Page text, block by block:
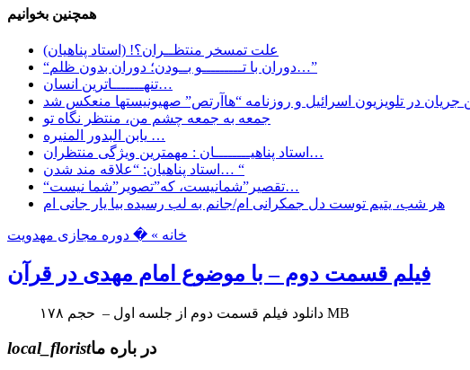
همچنین بخوانیم
علت تمسخر منتظــران؟! (استاد پناهیان)
“دوران با تـــــــــو بــودن؛ دوران بدون ظلم…”
تنهـــــــاترین انسان…
جمعه به جمعه چشم من، منتظر نگاه تو
یابن البدور المنیره …
استاد پناهیــــــــان : مهمترین ویژگی منتظران…
استاد پناهیان: “علاقه مند شدن… “
“تقصیر”شمانیست، که”تصویر”شما نیست…
هر شب، یتیم توست دل جمکرانی ام/جانم به لب رسیده بیا یار جانی ام
خانه » � دوره مجازی مهدویت
فیلم قسمت دوم – با موضوع امام مهدی در قرآن
دانلود فیلم قسمت دوم از جلسه اول – حجم ۱۷۸ MB
local_floristدر باره ما